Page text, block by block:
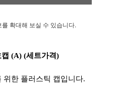
확대해 보실 수 있습니다.
(A) (세트가격)
한 플러스틱 캡입니다.